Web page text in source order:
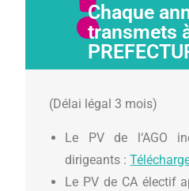
Chaque
transmets
(Délai légal 3 mois)
Le PV de l‘AGO
dirigeants :
Le PV de CA électif